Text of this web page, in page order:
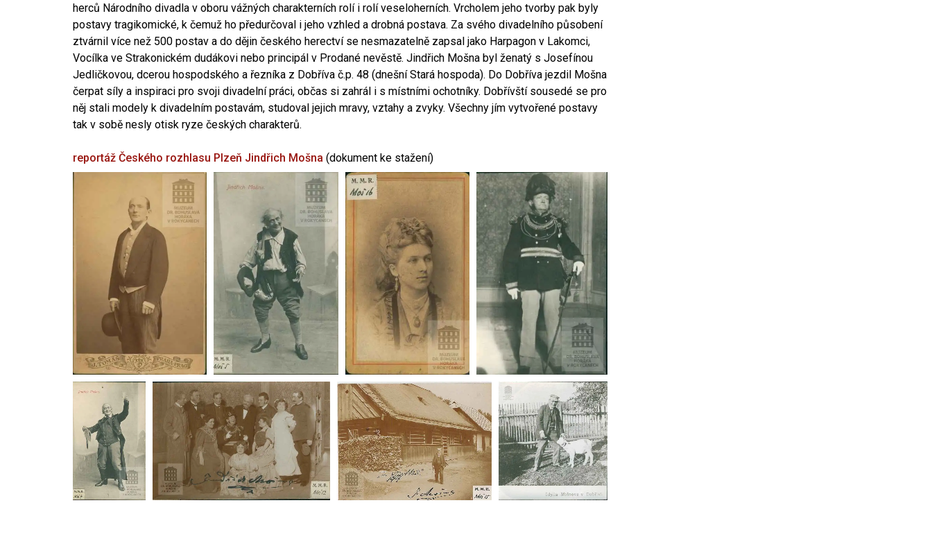
herců Národního divadla v oboru vážných charakterních rolí i rolí veseloherních. Vrcholem jeho tvorby pak byly
postavy tragikomické, k čemuž ho předurčoval i jeho vzhled a drobná postava. Za svého divadelního působení
ztvárnil více než 500 postav a do dějin českého herectví se nesmazatelně zapsal jako Harpagon v Lakomci,
Vocílka ve Strakonickém dudákovi nebo principál v Prodané nevěstě. Jindřich Mošna byl ženatý s Josefínou
Jedličkovou, dcerou hospodského a řezníka z Dobříva č.p. 48 (dnešní Stará hospoda). Do Dobříva jezdil Mošna
čerpat síly a inspiraci pro svoji divadelní práci, občas si zahrál i s místními ochotníky. Dobřívští sousedé se pro
něj stali modely k divadelním postavám, studoval jejich mravy, vztahy a zvyky. Všechny jím vytvořené postavy
tak v sobě nesly otisk ryze českých charakterů.
reportáž Českého rozhlasu Plzeň Jindřich Mošna (dokument ke stažení)